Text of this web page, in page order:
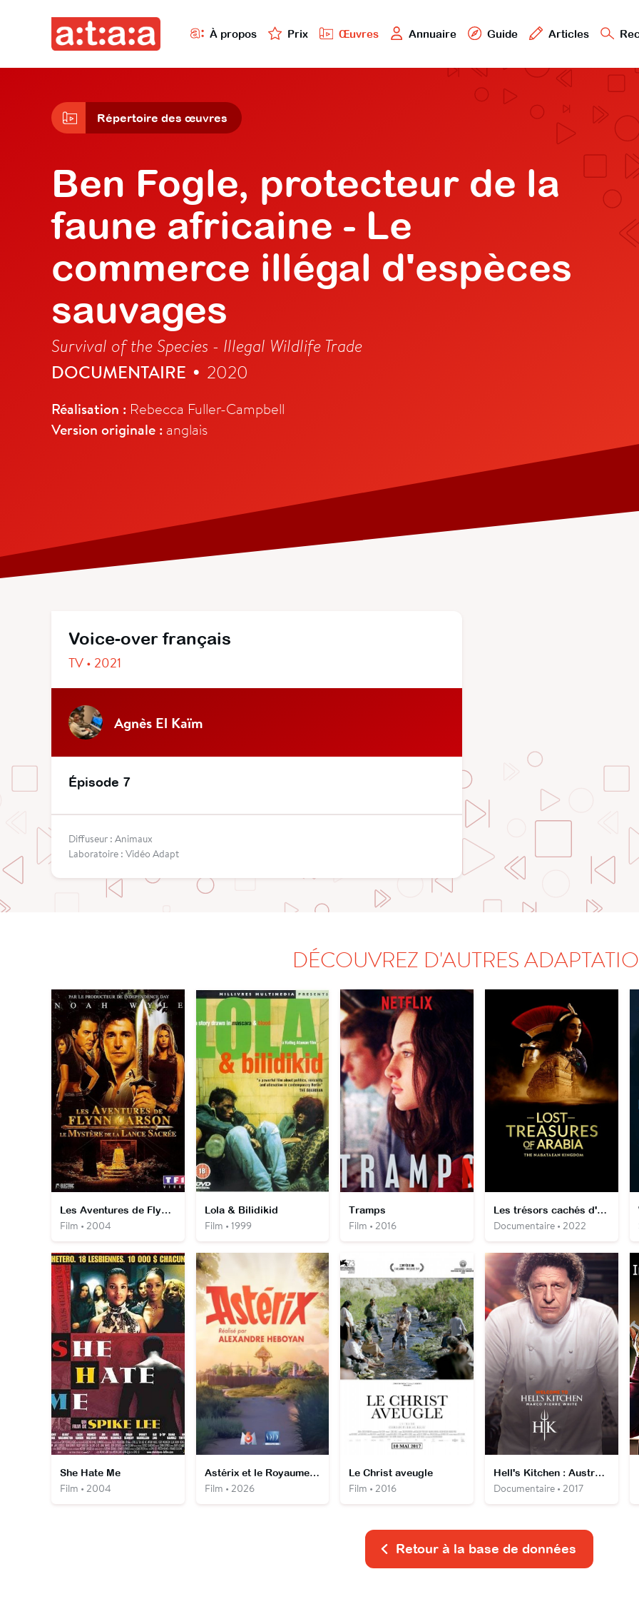
À propos Prix Œuvres Annuaire Guide Articles
Répertoire des œuvres
Ben Fogle, protecteur de la
faune africaine - Le
commerce illégal d'espèces
sauvages
Survival of the Species - Illegal Wildlife Trade
DOCUMENTAIRE • 2020
Réalisation : Rebecca Fuller-Campbell
Version originale : anglais
Voice-over français
TV • 2021
Agnès El Kaïm
Épisode 7
Diffuseur : Animaux
Laboratoire : Vidéo Adapt
DÉCOUVREZ D'AUTRES
Les Aventures de Flynn Carson : Le mystère de la lance sacrée
Film • 2004
Lola & Bilidikid
Film • 1999
Tramps
Film • 2016
Les trésors cachés d'Arabie saoudite
Documentaire • 2022
She Hate Me
Film • 2004
Astérix et le Royaume de Nubie
Film • 2026
Le Christ aveugle
Film • 2016
Hell's Kitchen : Australie
Documentaire • 2017
Retour à la base de données